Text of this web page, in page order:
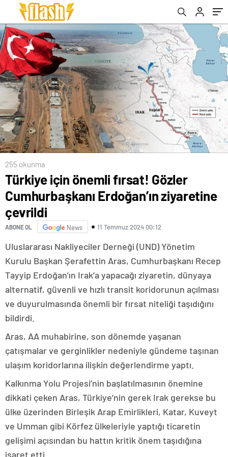
çevrildi
255 okunma
Türkiye için önemli fırsat! Gözler
Cumhurbaşkanı Erdoğan’ın ziyaretine
çevrildi
ABONE OL News 11 Temmuz 2024 00:12
Uluslararası Nakliyeciler Derneği (UND) Yönetim
Kurulu Başkan Şerafettin Aras, Cumhurbaşkanı Recep
Tayyip Erdoğan’ın Irak’a yapacağı ziyaretin, dünyaya
alternatif, güvenli ve hızlı transit koridorunun açılması
ve duyurulmasında önemli bir fırsat niteliği taşıdığını
bildirdi.
Aras, AA muhabirine, son dönemde yaşanan
çatışmalar ve gerginlikler nedeniyle gündeme taşınan
ulaşım koridorlarına ilişkin değerlendirme yaptı.
Kalkınma Yolu Projesi’nin başlatılmasının önemine
dikkati çeken Aras, Türkiye’nin gerek Irak gerekse bu
ülke üzerinden Birleşik Arap Emirlikleri, Katar, Kuveyt
ve Umman gibi Körfez ülkeleriyle yaptığı ticaretin
gelişimi açısından bu hattın kritik önem taşıdığına
işaret etti.